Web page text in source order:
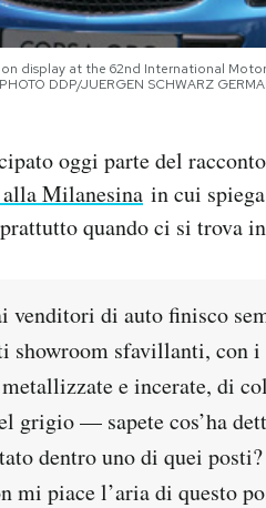
display at the 62nd International
DDP/JUERGEN SCHWARZ
oggi parte del
alla Milanesina in cui
quando ci si trova
venditori di auto finisco
showroom sfavillanti, con
e incerate, di
grigio — sapete cos’ha
dentro uno di quei
mi piace l’aria di questo